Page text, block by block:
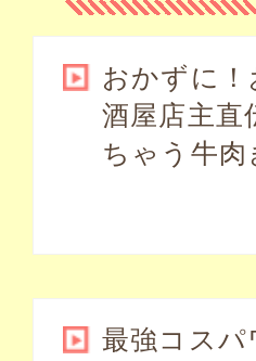
おかずに
酒屋店主直
ちゃう牛肉
最強コスパ